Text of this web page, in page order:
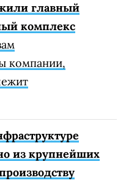
главный
комплекс
компании,
из крупнейших